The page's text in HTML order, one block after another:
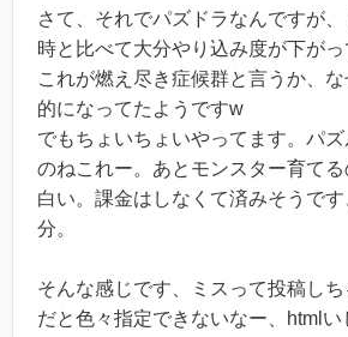
さて、それでパズドラなんですが
時と比べて大分やり込み度が下がっ
これが燃え尽き症候群と言うか、
的になってたようですw
でもちょいちょいやってます。パ
のねこれー。あとモンスター育て
白い。課金はしなくて済みそうで
分。
そんな感じです、ミスって投稿し
だと色々指定できないなー、htmlい